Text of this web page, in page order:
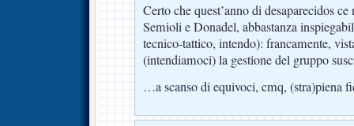
Certo che quest’anno di desaparecidos
Semioli e Donadel, abbastanza
tecnico-tattico, intendo): francamente,
(intendiamoci) la gestione del gruppo
…a scanso di equivoci, cmq, (stra)piena